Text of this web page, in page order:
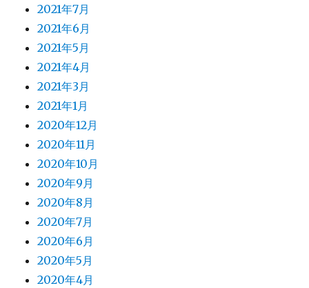
2021年7月
2021年6月
2021年5月
2021年4月
2021年3月
2021年1月
2020年12月
2020年11月
2020年10月
2020年9月
2020年8月
2020年7月
2020年6月
2020年5月
2020年4月